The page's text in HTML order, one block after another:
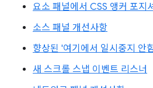
요소 패널에서 CSS 앵커 포지
소스 패널 개선사항
향상된 '여기에서 일시중지 안
새 스크롤 스냅 이벤트 리스너